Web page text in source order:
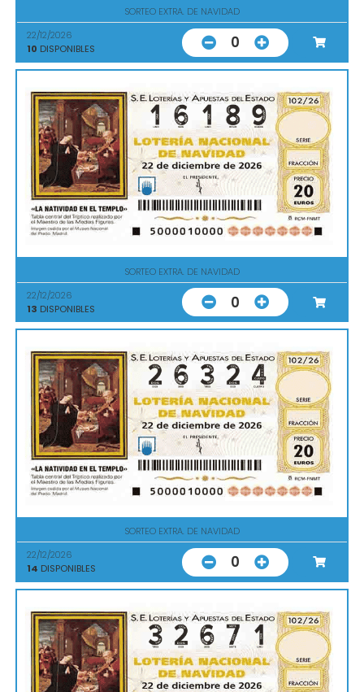
SORTEO EXTRA. DE NAVIDAD
22/12/2026
10 DISPONIBLES 0
SORTEO EXTRA. DE NAVIDAD
22/12/2026
13 DISPONIBLES 0
SORTEO EXTRA. DE NAVIDAD
22/12/2026
14 DISPONIBLES 0